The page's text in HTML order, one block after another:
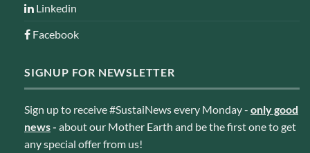
Linkedin
Facebook
SIGNUP FOR NEWSLETTER
Sign up to receive #SustaiNews every Monday - only good
news- about our Mother Earth and be the first one to get
any special offer from us!